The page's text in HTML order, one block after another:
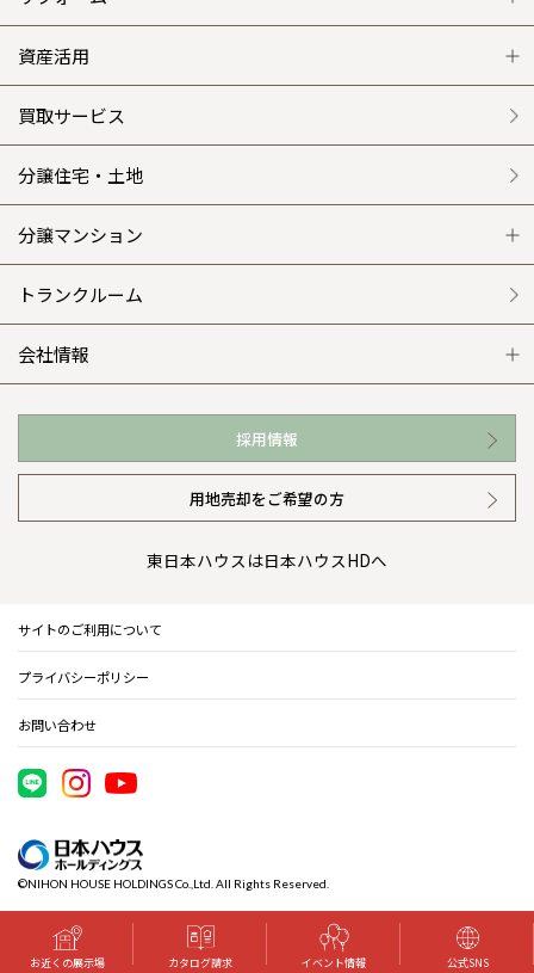
お近くの展示場 カタログ請求 イベント情報 公式SNS
グレートステージ
クレステージ
施工事例
平屋の家
外観・インテリア集
WEB住宅展示場
お近くの展示場
イベント情報
住まいのコラム
リフォーム トップ
リフォームメニュー
選ばれる理由
リフォームの流れ
介護保険利用で快適リフォーム
カタログ請求（無料）
資産活用
資産活用 トップ
賃貸併用住宅のメリット
安心のサポートシステム
商品紹介
展示場案内
買取サービス
分譲住宅・土地
分譲マンション
分譲マンション トップ
ワザックとは
高い信頼性
安心の管理体制
トランクルーム
会社情報
会社情報 トップ
ニュースリリース
会社概要
IR情報
木材調達指針
グループ会社紹介
採用情報
用地売却をご希望の方
東日本ハウスは日本ハウスHDへ
サイトのご利用について
プライバシーポリシー
お問い合わせ
©NIHON HOUSE HOLDINGS Co.,Ltd. All Rights Reserved.